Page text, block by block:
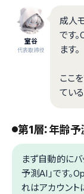
室谷
代表取締役
成人
です
ます。
ここ
てい
第1層：年齢
まず自動的にバ
予測AI」です。
れはアカウント